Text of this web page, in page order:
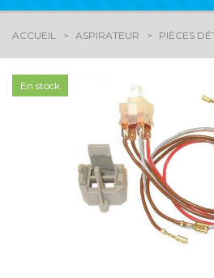
ACCUEIL ASPIRATEUR PIÈCES
En stock